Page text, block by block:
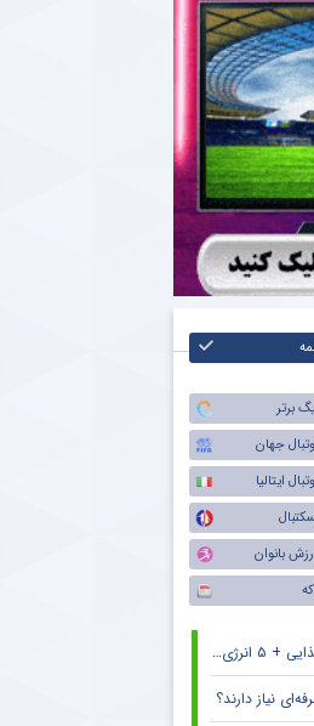
برتر
جهان
ایتالیا
بانوان
زا
نیاز دارند؟